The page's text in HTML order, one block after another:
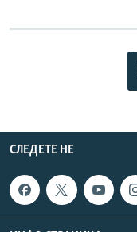
СЛЕДЕТЕ НЕ